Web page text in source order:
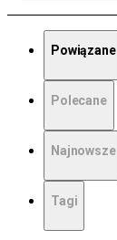
Powiązane
Polecane
Najnowsze
Tagi